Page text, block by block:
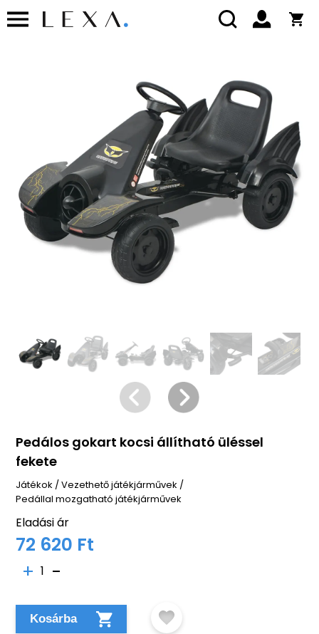
Pedálos gokart kocsi állítható üléssel
fekete
Játékok /Vezethető játékjárművek /
Pedállal mozgatható játékjárművek
Eladási ár
72 620 Ft
1
Kosárba